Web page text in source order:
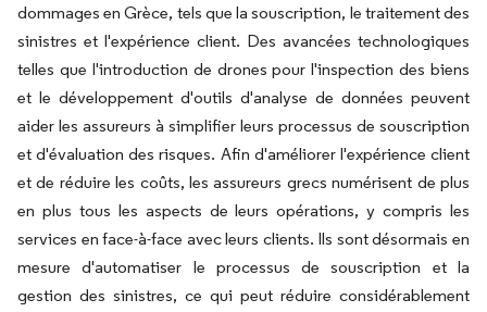
dommages en Grèce, tels que la souscription, le traitement des
sinistres et l'expérience client. Des avancées technologiques
telles que l'introduction de drones pour l'inspection des biens
et le développement d'outils d'analyse de données peuvent
aider les assureurs à simplifier leurs processus de souscription
et d'évaluation des risques. Afin d'améliorer l'expérience client
et de réduire les coûts, les assureurs grecs numérisent de plus
en plus tous les aspects de leurs opérations, y compris les
services en face-à-face avec leurs clients. Ils sont désormais en
mesure d'automatiser le processus de souscription et la
gestion des sinistres, ce qui peut réduire considérablement